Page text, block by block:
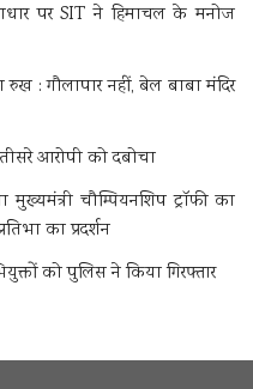
पर SIT ने हिमाचल के मनोज
: गौलापार नहीं, बेल बाबा मंदिर
आरोपी को दबोचा
चौम्पियनशिप ट्रॉफी का
का प्रदर्शन
को पुलिस ने किया गिरफ्तार